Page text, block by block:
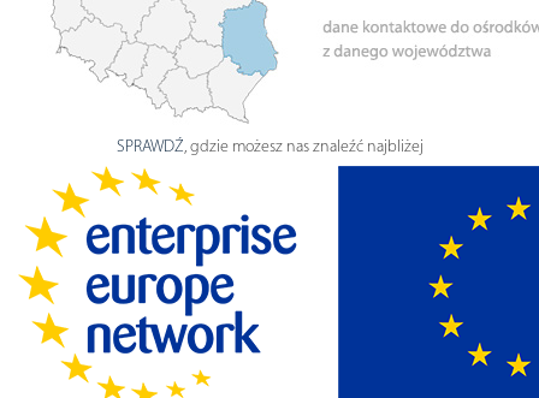
SPRAWDŹ, gdzie możesz nas znaleźć najbliżej